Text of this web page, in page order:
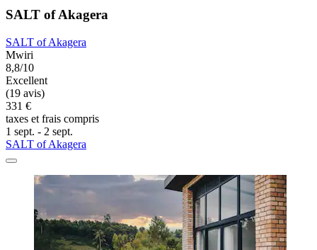
SALT of Akagera
SALT of Akagera
Mwiri
8,8/10
Excellent
(19 avis)
331 €
taxes et frais compris
1 sept. - 2 sept.
SALT of Akagera